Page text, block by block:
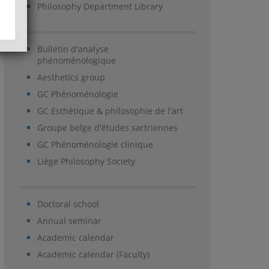
Philosophy Department Library
Bulletin d'analyse
phénoménologique
Aesthetics group
GC Phénoménologie
GC Esthétique & philosophie de l'art
Groupe belge d'études sartriennes
GC Phénoménologie clinique
Liège Philosophy Society
Doctoral school
Annual seminar
Academic calendar
Academic calendar (Faculty)